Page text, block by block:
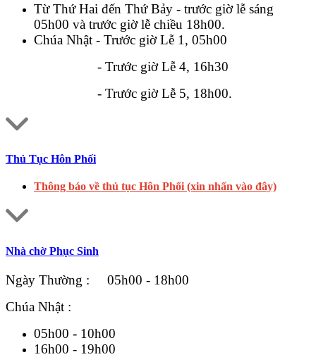
Từ Thứ Hai đến Thứ Bảy - trước giờ lễ sáng
05h00 và trước giờ lễ chiều 18h00.
Chúa Nhật - Trước giờ Lễ 1, 05h00
- Trước giờ Lễ 4, 16h30
- Trước giờ Lễ 5, 18h00.
Thủ Tục Hôn Phối
Thông báo về thủ tục Hôn Phối (xin nhấn vào đây)
Nhà chờ Phục Sinh
Ngày Thường : 05h00 - 18h00
Chúa Nhật :
05h00 - 10h00
16h00 - 19h00